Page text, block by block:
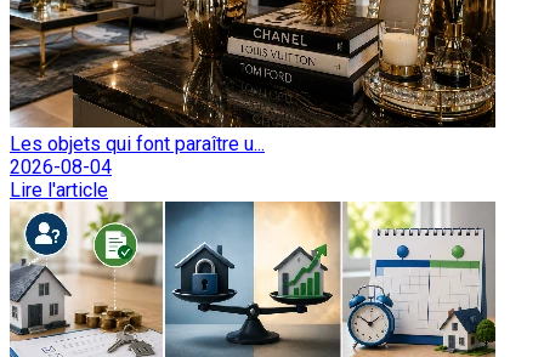
Les objets qui font paraître u...
2026-08-04
Lire l'article